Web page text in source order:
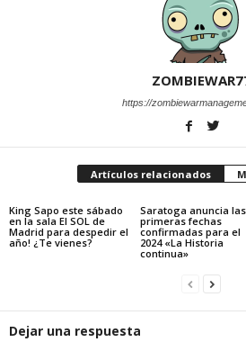
https://
Artículos relacionados
King Sapo este sábado
en la sala El SOL de
Madrid para despedir el
año! ¿Te vienes?
Saratoga anuncia las
primeras fechas
confirmadas para el
2024 «La Historia
continua»
Dejar una respuesta